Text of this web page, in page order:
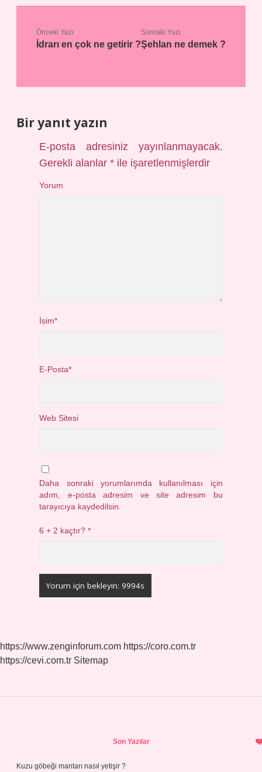
Önceki Yazı
İdrarı en çok ne getirir ?
Sonraki Yazı
Şehlan ne demek ?
Bir yanıt yazın
E-posta adresiniz yayınlanmayacak.
Gerekli alanlar* ile işaretlenmişlerdir
Yorum
İsim*
E-Posta*
Web Sitesi
Daha sonraki yorumlarımda kullanılması için
adım, e-posta adresim ve site adresim bu
tarayıcıya kaydedilsin.
6 + 2 kaçtır?*
https://www.zenginforum.com https://coro.com.tr
https://cevi.com.tr Sitemap
Son Yazılar
Kuzu göbeği mantarı nasıl yetişir ?